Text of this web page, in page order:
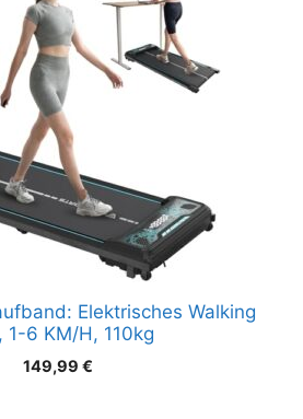
Elektrisches Walking
1-6 KM/H, 110kg
149,99 €